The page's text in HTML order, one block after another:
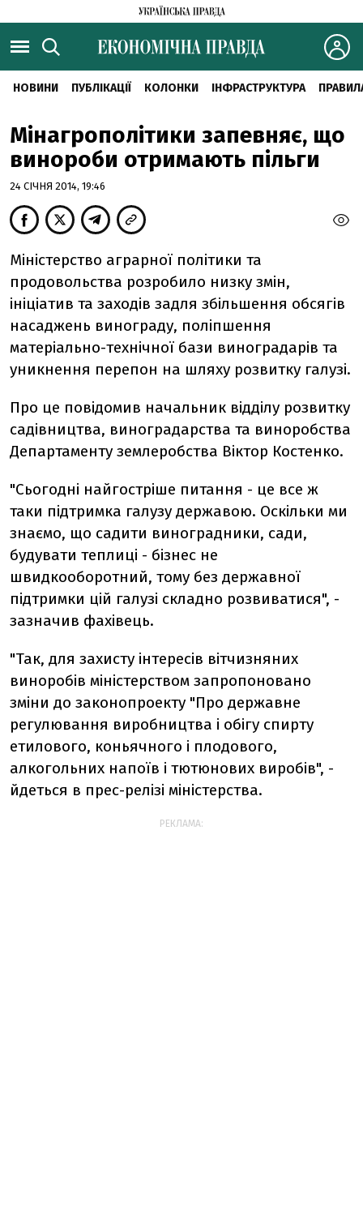
НОВИНИ ПУБЛІКАЦІЇ КОЛОНКИ ІНФРАСТРУКТУРА
Мінагрополітики запевняє, що
винороби отримають пільги
24 СІЧНЯ 2014, 19:46
Міністерство аграрної політики та
продовольства розробило низку змін,
ініціатив та заходів задля збільшення обсягів
насаджень винограду, поліпшення
матеріально-технічної бази виноградарів та
уникнення перепон на шляху розвитку галузі.
Про це повідомив начальник відділу розвитку
садівництва, виноградарства та виноробства
Департаменту землеробства Віктор Костенко.
"Сьогодні найгостріше питання - це все ж
таки підтримка галузу державою. Оскільки ми
знаємо, що садити виноградники, сади,
будувати теплиці - бізнес не
швидкооборотний, тому без державної
підтримки цій галузі складно розвиватися", -
зазначив фахівець.
"Так, для захисту інтересів вітчизняних
виноробів міністерством запропоновано
зміни до законопроекту "Про державне
регулювання виробництва і обігу спирту
етилового, коньячного і плодового,
алкогольних напоїв і тютюнових виробів", -
йдеться в прес-релізі міністерства.
РЕКЛАМА: